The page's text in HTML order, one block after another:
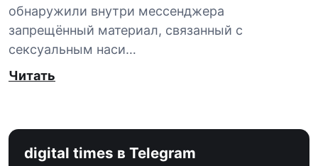
обнаружили внутри мессенджера
запрещённый материал, связанный с
сексуальным наси…
Читать
digital times в Telegram